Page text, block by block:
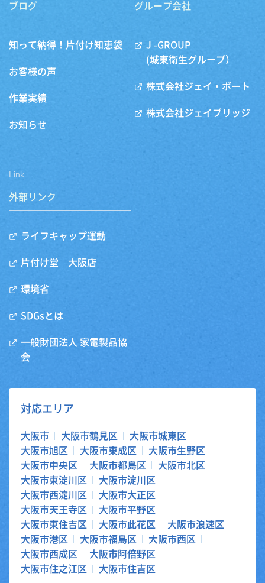
ブログ
知って納得！片付け知恵袋
お客様の声
作業実績
お知らせ
グループ会社
J -GROUP
(城東衛生グループ）
株式会社ジェイ・ポート
株式会社ジェイブリッジ
Link
外部リンク
ライフキャップ運動
片付け堂 大阪店
環境省
SDGsとは
一般財団法人 家電製品協
会
対応エリア
大阪市 大阪市鶴見区
大阪市城東区
大阪市旭区
大阪市東成区
大阪市生野区
大阪市中央区
大阪市都島区
大阪市北区
大阪市東淀川区
大阪市淀川区
大阪市西淀川区
大阪市大正区
大阪市天王寺区
大阪市平野区
大阪市東住吉区
大阪市此花区
大阪市浪速区
大阪市港区
大阪市福島区
大阪市西区
大阪市西成区
大阪市阿倍野区
大阪市住之江区
大阪市住吉区